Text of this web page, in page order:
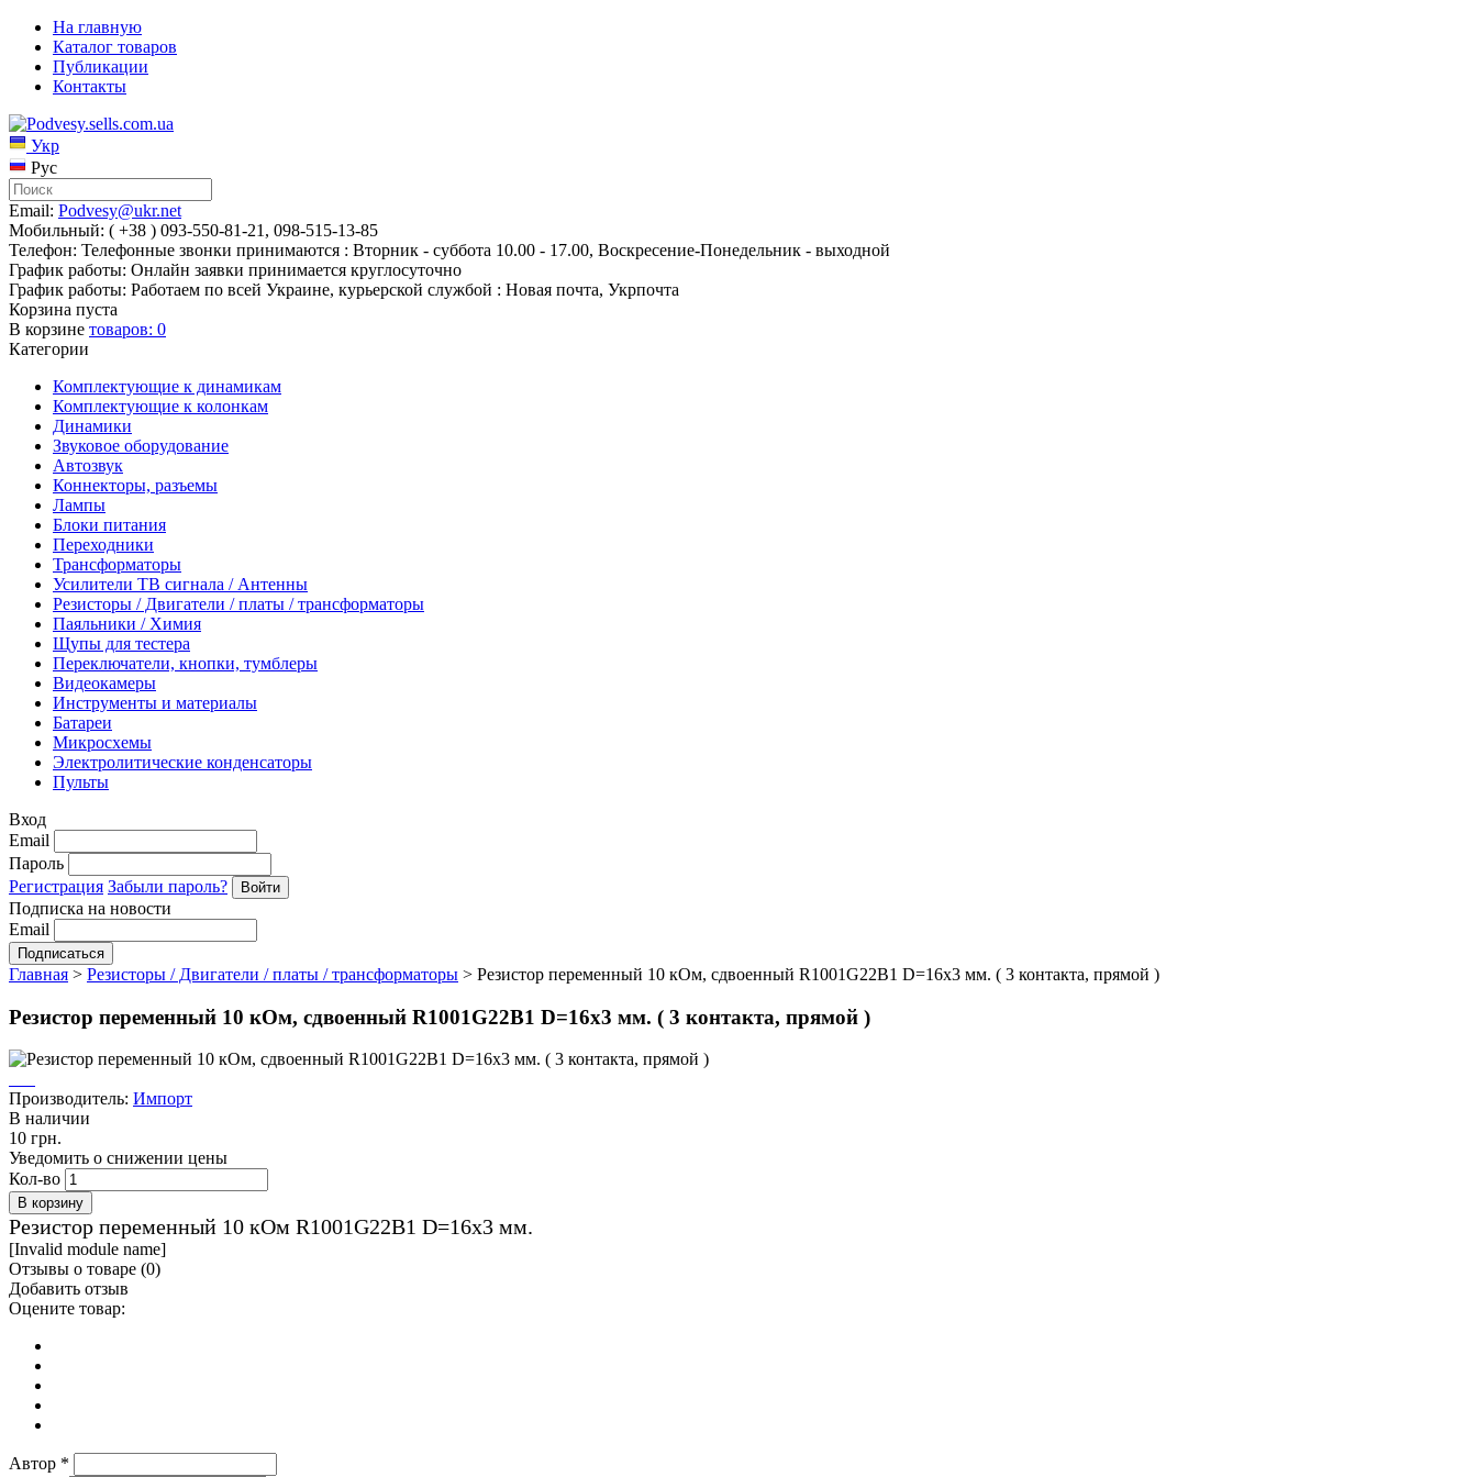
На главную
Каталог товаров
Публикации
Контакты
Укр
Рус
Email: Podvesy@ukr.net
Мобильный: ( +38 ) 093-550-81-21, 098-515-13-85
Телефон: Телефонные звонки принимаются : Вторник - суббота 10.00 - 17.00, Воскресение-Понедельник - выходной
График работы: Онлайн заявки принимается круглосуточно
График работы: Работаем по всей Украине, курьерской службой : Новая почта, Укрпочта
Корзина пуста
В корзине товаров: 0
Категории
Комплектующие к динамикам
Комплектующие к колонкам
Динамики
Звуковое оборудование
Автозвук
Коннекторы, разъемы
Лампы
Блоки питания
Переходники
Трансформаторы
Усилители ТВ сигнала / Антенны
Резисторы / Двигатели / платы / трансформаторы
Паяльники / Химия
Щупы для тестера
Переключатели, кнопки, тумблеры
Видеокамеры
Инструменты и материалы
Батареи
Микросхемы
Электролитические конденсаторы
Пульты
Вход
Email
Пароль
Регистрация Забыли пароль?
Подписка на новости
Email
Главная > Резисторы / Двигатели / платы / трансформаторы > Резистор переменный 10 кОм, сдвоенный R1001G22B1 D=16х3 мм. ( 3 контакта, прямой )
Резистор переменный 10 кОм, сдвоенный R1001G22B1 D=16х3 мм. ( 3 контакта, прямой )
Производитель: Импорт
В наличии
10 грн.
Уведомить о снижении цены
Кол-во
Резистор переменный 10 кОм R1001G22B1 D=16х3 мм.
[Invalid module name]
Отзывы о товаре (0)
Добавить отзыв
Оцените товар:
Автор *